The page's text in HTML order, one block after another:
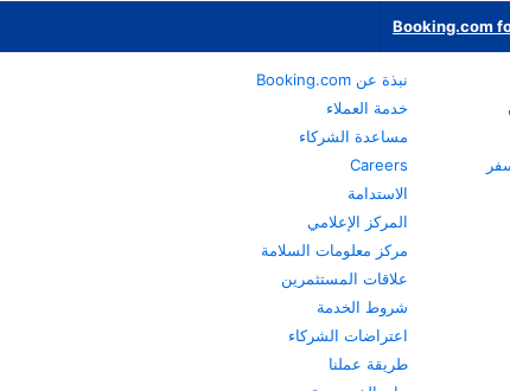
Booking.com
نبذة عن Booking.com
خدمة العملاء
مساعدة الشركاء
Careers
الاستدامة
المركز الإعلامي
مركز معلومات السلامة
علاقات المستثمرين
شروط الخدمة
اعتراضات الشركاء
طريقة عملنا